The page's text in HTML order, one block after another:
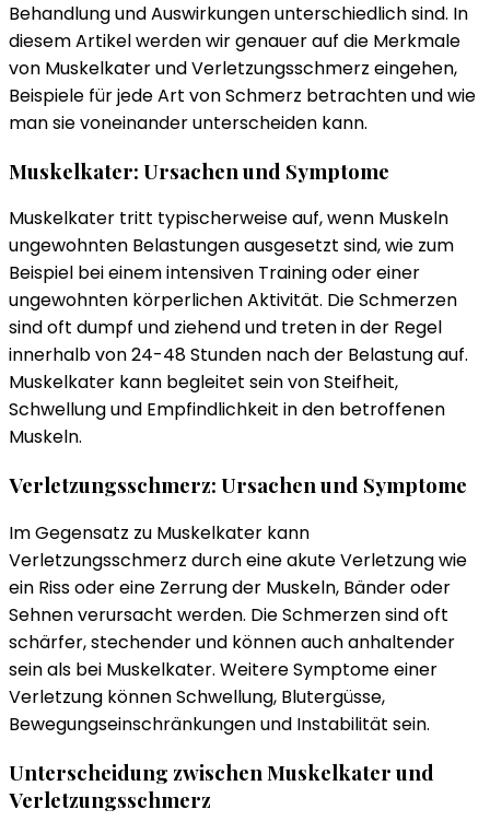
Behandlung und Auswirkungen unterschiedlich sind. In
diesem Artikel werden wir genauer auf die Merkmale
von Muskelkater und Verletzungsschmerz eingehen,
Beispiele für jede Art von Schmerz betrachten und wie
man sie voneinander unterscheiden kann.
Muskelkater: Ursachen und Symptome
Muskelkater tritt typischerweise auf, wenn Muskeln
ungewohnten Belastungen ausgesetzt sind, wie zum
Beispiel bei einem intensiven Training oder einer
ungewohnten körperlichen Aktivität. Die Schmerzen
sind oft dumpf und ziehend und treten in der Regel
innerhalb von 24-48 Stunden nach der Belastung auf.
Muskelkater kann begleitet sein von Steifheit,
Schwellung und Empfindlichkeit in den betroffenen
Muskeln.
Verletzungsschmerz: Ursachen und Symptome
Im Gegensatz zu Muskelkater kann
Verletzungsschmerz durch eine akute Verletzung wie
ein Riss oder eine Zerrung der Muskeln, Bänder oder
Sehnen verursacht werden. Die Schmerzen sind oft
schärfer, stechender und können auch anhaltender
sein als bei Muskelkater. Weitere Symptome einer
Verletzung können Schwellung, Blutergüsse,
Bewegungseinschränkungen und Instabilität sein.
Unterscheidung zwischen Muskelkater und
Verletzungsschmerz